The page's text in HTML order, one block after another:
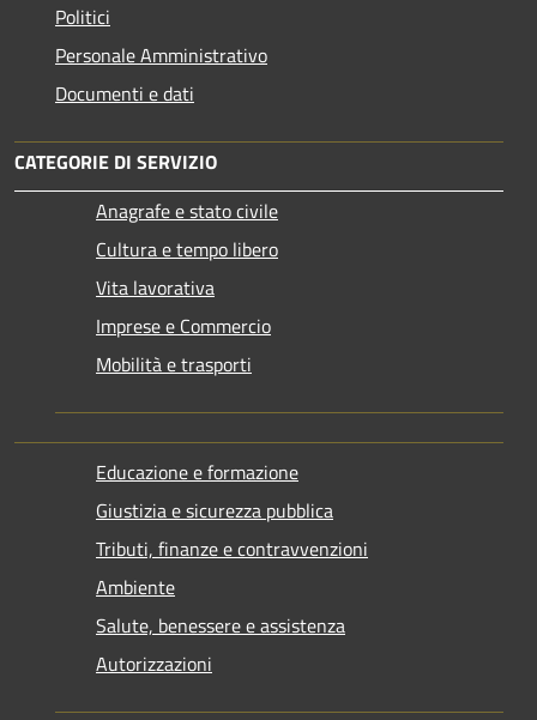
Politici
Personale Amministrativo
Documenti e dati
CATEGORIE DI SERVIZIO
Anagrafe e stato civile
Cultura e tempo libero
Vita lavorativa
Imprese e Commercio
Mobilità e trasporti
Educazione e formazione
Giustizia e sicurezza pubblica
Tributi, finanze e contravvenzioni
Ambiente
Salute, benessere e assistenza
Autorizzazioni